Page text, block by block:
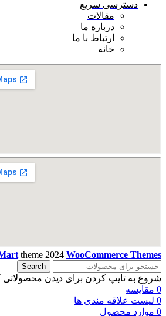
دسترسی سریع
مقالات
درباره ما
ارتباط با ما
خانه
theme 2024 WooCommerce Themes
Search
شروع به تایپ کردن برای دیدن محصولاتی
0 مقایسه
0 لیست علاقه مندی ها
0 موارد محصول